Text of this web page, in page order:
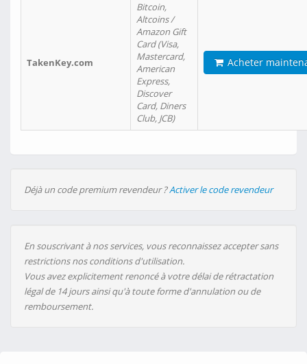
TakenKey.com
Bitcoin,
Altcoins /
Amazon Gift
Card (Visa,
Mastercard,
American
Express,
Discover
Card, Diners
Club, JCB)
Acheter
Déjà un code premium revendeur ?Activer le code revendeur
En souscrivant à nos services, vous reconnaissez accepter sans
restrictions nos conditions d'utilisation.
Vous avez explicitement renoncé à votre délai de rétractation
légal de 14 jours ainsi qu'à toute forme d'annulation ou de
remboursement.